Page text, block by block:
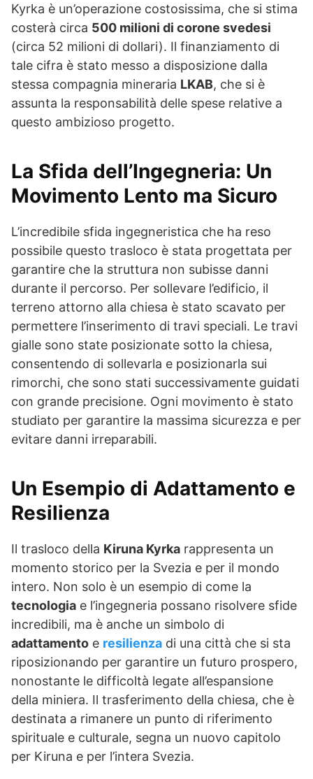
Kyrka è un’operazione costosissima, che si stima
costerà circa 500 milioni di corone svedesi
(circa 52 milioni di dollari). Il finanziamento di
tale cifra è stato messo a disposizione dalla
stessa compagnia mineraria LKAB, che si è
assunta la responsabilità delle spese relative a
questo ambizioso progetto.
La Sfida dell’Ingegneria: Un
Movimento Lento ma Sicuro
L’incredibile sfida ingegneristica che ha reso
possibile questo trasloco è stata progettata per
garantire che la struttura non subisse danni
durante il percorso. Per sollevare l’edificio, il
terreno attorno alla chiesa è stato scavato per
permettere l’inserimento di travi speciali. Le travi
gialle sono state posizionate sotto la chiesa,
consentendo di sollevarla e posizionarla sui
rimorchi, che sono stati successivamente guidati
con grande precisione. Ogni movimento è stato
studiato per garantire la massima sicurezza e per
evitare danni irreparabili.
Un Esempio di Adattamento e
Resilienza
Il trasloco della Kiruna Kyrka rappresenta un
momento storico per la Svezia e per il mondo
intero. Non solo è un esempio di come la
tecnologia e l’ingegneria possano risolvere sfide
incredibili, ma è anche un simbolo di
adattamento e resilienza di una città che si sta
riposizionando per garantire un futuro prospero,
nonostante le difficoltà legate all’espansione
della miniera. Il trasferimento della chiesa, che è
destinata a rimanere un punto di riferimento
spirituale e culturale, segna un nuovo capitolo
per Kiruna e per l’intera Svezia.